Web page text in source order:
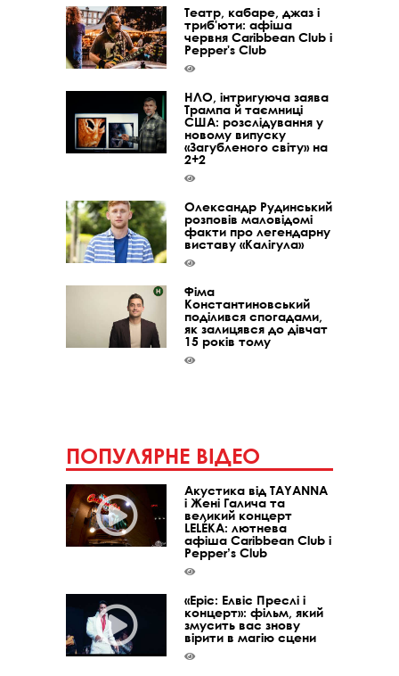
Театр, кабаре, джаз і
триб'юти: афіша
червня Caribbean Club і
Pepper's Club
НЛО, інтригуюча заява
Трампа й таємниці
США: розслідування у
новому випуску
«Загубленого світу» на
2+2
Олександр Рудинський
розповів маловідомі
факти про легендарну
виставу «Калігула»
Фіма
Константиновський
поділився спогадами,
як залицявся до дівчат
15 років тому
ПОПУЛЯРНЕ ВІДЕО
Акустика від TAYANNA
і Жені Галича та
великий концерт
LELÉKA: лютнева
афіша Caribbean Club і
Pepper’s Club
«Epic: Елвіс Преслі і
концерт»: фільм, який
змусить вас знову
вірити в магію сцени